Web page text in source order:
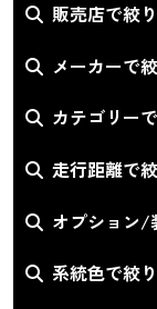
販売店で絞
メーカーで
カテゴリー
走行距離で
オプション/
系統色で絞